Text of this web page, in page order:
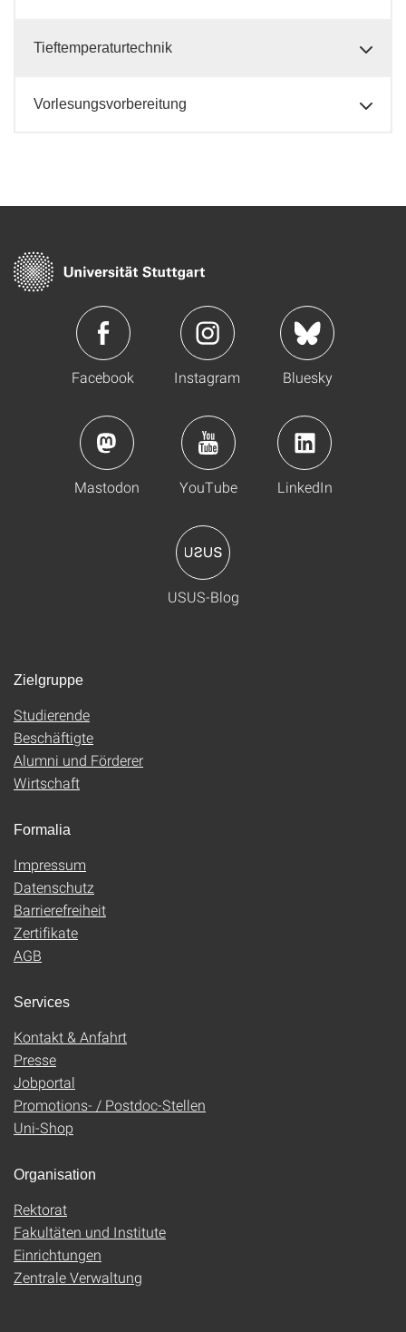
Tieftemperaturtechnik
Vorlesungsvorbereitung
Facebook Instagram Bluesky
Mastodon YouTube LinkedIn
USUS-Blog
Zielgruppe
Studierende
Beschäftigte
Alumni und Förderer
Wirtschaft
Formalia
Impressum
Datenschutz
Barrierefreiheit
Zertifikate
AGB
Services
Kontakt & Anfahrt
Presse
Jobportal
Promotions- / Postdoc-Stellen
Uni-Shop
Organisation
Rektorat
Fakultäten und Institute
Einrichtungen
Zentrale Verwaltung